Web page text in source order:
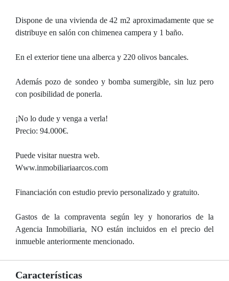
Dispone de una vivienda de 42 m2 aproximadamente que se
distribuye en salón con chimenea campera y 1 baño.
En el exterior tiene una alberca y 220 olivos bancales.
Además pozo de sondeo y bomba sumergible, sin luz pero
con posibilidad de ponerla.
¡No lo dude y venga a verla!
Precio: 94.000€.
Puede visitar nuestra web.
Www.inmobiliariaarcos.com
Financiación con estudio previo personalizado y gratuito.
Gastos de la compraventa según ley y honorarios de la
Agencia Inmobiliaria, NO están incluidos en el precio del
inmueble anteriormente mencionado.
Características